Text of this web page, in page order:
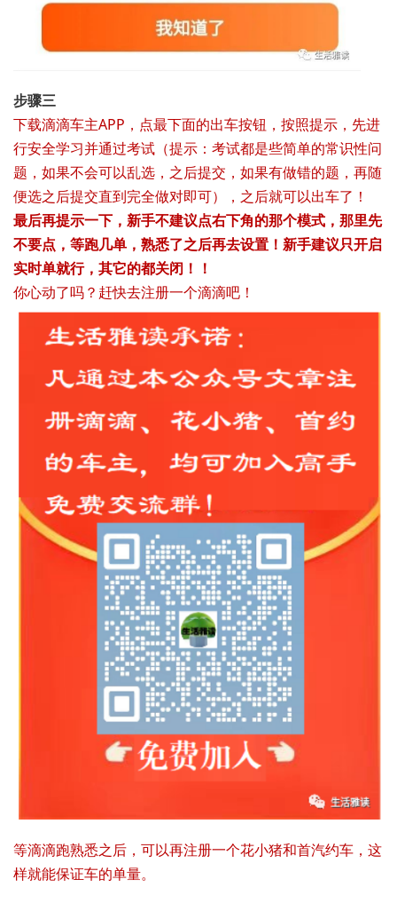
步骤三
下载滴滴车主APP，点最下面的出车按钮，按照提示，先进
行安全学习并通过考试（提示：考试都是些简单的常识性问
题，如果不会可以乱选，之后提交，如果有做错的题，再随
便选之后提交直到完全做对即可），之后就可以出车了！
最后再提示一下，新手不建议点右下角的那个模式，那里先
不要点，等跑几单，熟悉了之后再去设置！新手建议只开启
实时单就行，其它的都关闭！！
你心动了吗？赶快去注册一个滴滴吧！
等滴滴跑熟悉之后，可以再注册一个花小猪和首汽约车，这
样就能保证车的单量。